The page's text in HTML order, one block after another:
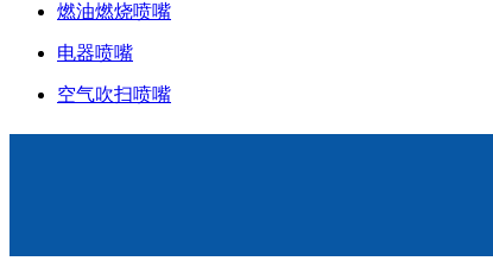
燃油燃烧喷嘴
电器喷嘴
空气吹扫喷嘴